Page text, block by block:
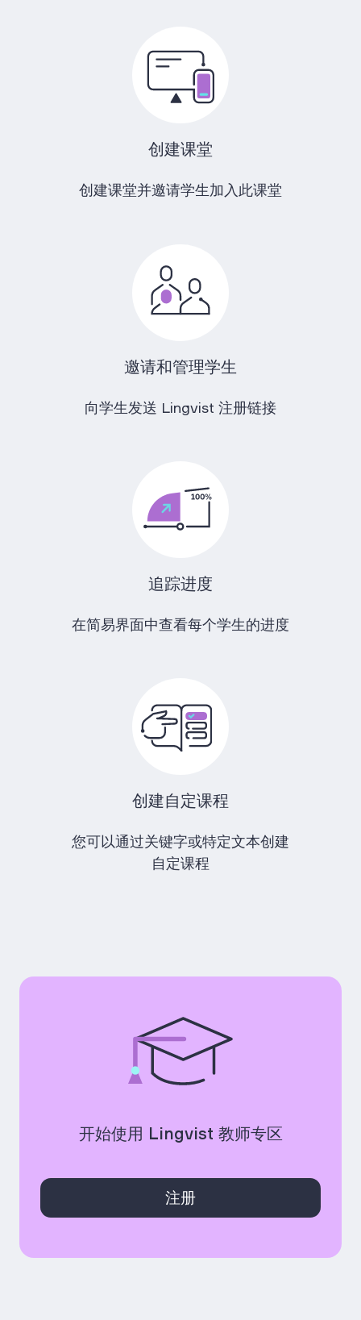
创建课堂
创建课堂并邀请学生加入此课堂
邀请和管理学生
向学生发送 Lingvist 注册链接
追踪进度
在简易界面中查看每个学生的进度
创建自定课程
您可以通过关键字或特定文本创建
自定课程
开始使用 Lingvist 教师专区
注册